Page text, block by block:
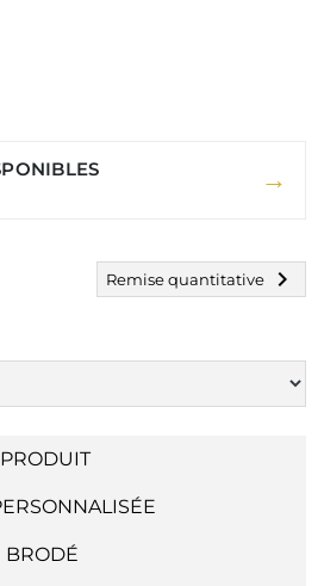
→
Remise quantitative chevron_right
BRODÉ